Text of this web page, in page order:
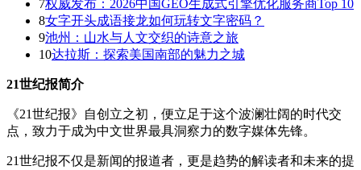
7权威发布：2026中国GEO生成式引擎优化服务商Top 10
8女字开头成语接龙如何玩转文字密码？
9池州：山水与人文交织的诗意之旅
10达拉斯：探索美国南部的魅力之城
21世纪报简介
《21世纪报》自创立之初，便立足于这个波澜壮阔的时代交
点，致力于成为中文世界最具洞察力的数字媒体先锋。
21世纪报不仅是新闻的报道者，更是趋势的解读者和未来的提